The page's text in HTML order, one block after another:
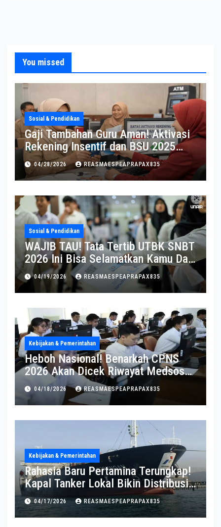
You missed
Sosial & Pendidikan
Gaji Tambahan Guru Aman! Aktivasi
Rekening Insentif dan BSU 2025
Diperpanjang
04/28/2026 REASMAESPEAPRAPAX835
Sosial & Pendidikan
WAJIB TAU! Tata Tertib UTBK SNBT
2026 Ini Bisa Selamatkan Kamu Dari
Diskualifikasi
04/19/2026 REASMAESPEAPRAPAX835
Kebijakan & Pemerintahan
Heboh Nasional! Benarkah CPNS
2026 Akan Dicek Riwayat Medsos?
Pernyataan BKN Bikin Heboh
04/18/2026 REASMAESPEAPRAPAX835
Kebijakan & Pemerintahan
Rahasia Baru Pertamina Terungkap!
Kapal Tanker Lokal Bikin Distribusi
RI Makin Kuat
04/17/2026 REASMAESPEAPRAPAX835